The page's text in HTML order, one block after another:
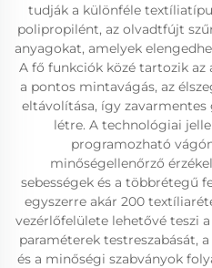
tudják a különféle
polipropilént, az olvadtfújt
anyagokat, amelyek
A fő funkciók közé tartozik
a pontos mintavágás, az
eltávolítása, így
létre. A technológiai
programozható
minőségellenőrző
sebességek és a többrétegű
egyszerre akár 200
vezérlőfelülete lehetővé teszi
paraméterek testreszabását,
és a minőségi szabványok